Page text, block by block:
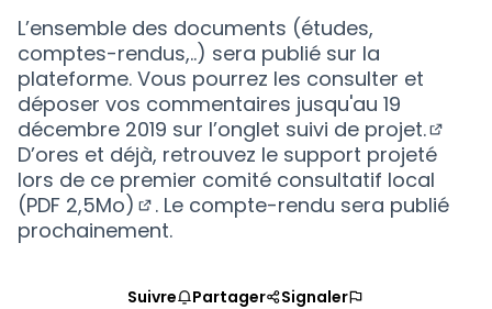
L’ensemble des documents (études,
comptes-rendus,..) sera publié sur la
plateforme. Vous pourrez les consulter et
déposer vos commentaires jusqu'au 19
décembre 2019 sur l’onglet suivi de projet.
D’ores et déjà, retrouvez le support projeté
lors de ce premier comité consultatif local
(PDF 2,5Mo)
(S'ouvre dans un nouvel onglet)
. Le compte-rendu sera publié
prochainement.
Suivre Partager Signaler